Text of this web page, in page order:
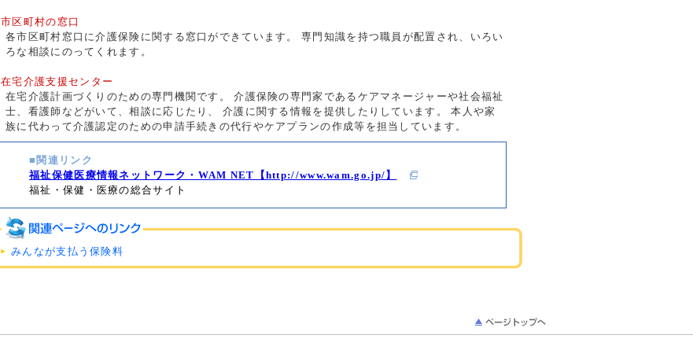
市区町村の窓口
各市区町村窓口に介護保険に関する窓口ができています。 専門知識を持つ職員が配置され、いろい
ろな相談にのってくれます。
在宅介護支援センター
在宅介護計画づくりのための専門機関です。 介護保険の専門家であるケアマネージャーや社会福祉
士、看護師などがいて、相談に応じたり、 介護に関する情報を提供したりしています。 本人や家
族に代わって介護認定のための申請手続きの代行やケアプランの作成等を担当しています。
■関連リンク
福祉保健医療情報ネットワーク・WAM NET【http://www.wam.go.jp/】
福祉・保健・医療の総合サイト
みんなが支払う保険料